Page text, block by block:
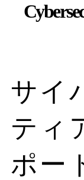
サイ
ティ
ポー